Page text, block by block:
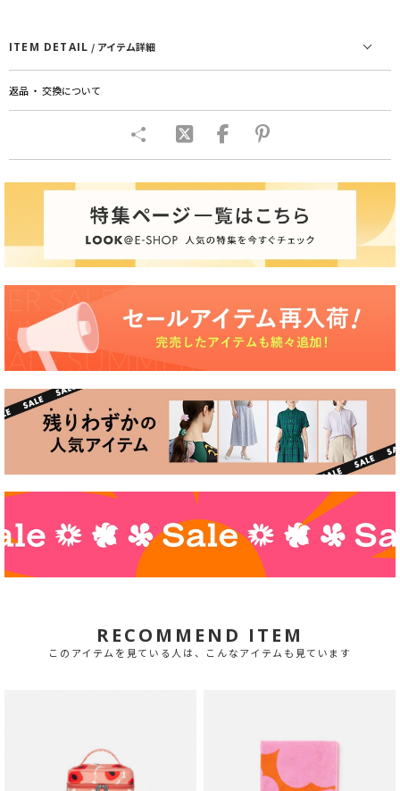
ITEM DETAIL / アイテム詳細
返品 ・ 交換について
RECOMMEND ITEM
このアイテムを見ている人は、こんなアイテムも見ています